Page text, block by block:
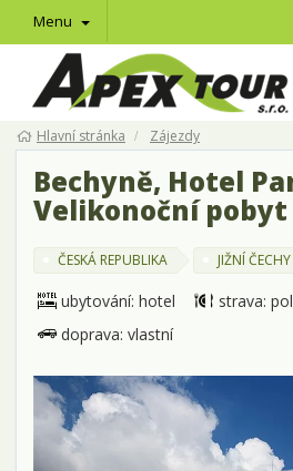
Menu
Hlavní stránka Zájezdy
Bechyně, Hotel
Velikonoční pobyt
ČESKÁ REPUBLIKA JIŽNÍ ČECHY
ubytování: hotel
strava:
doprava: vlastní